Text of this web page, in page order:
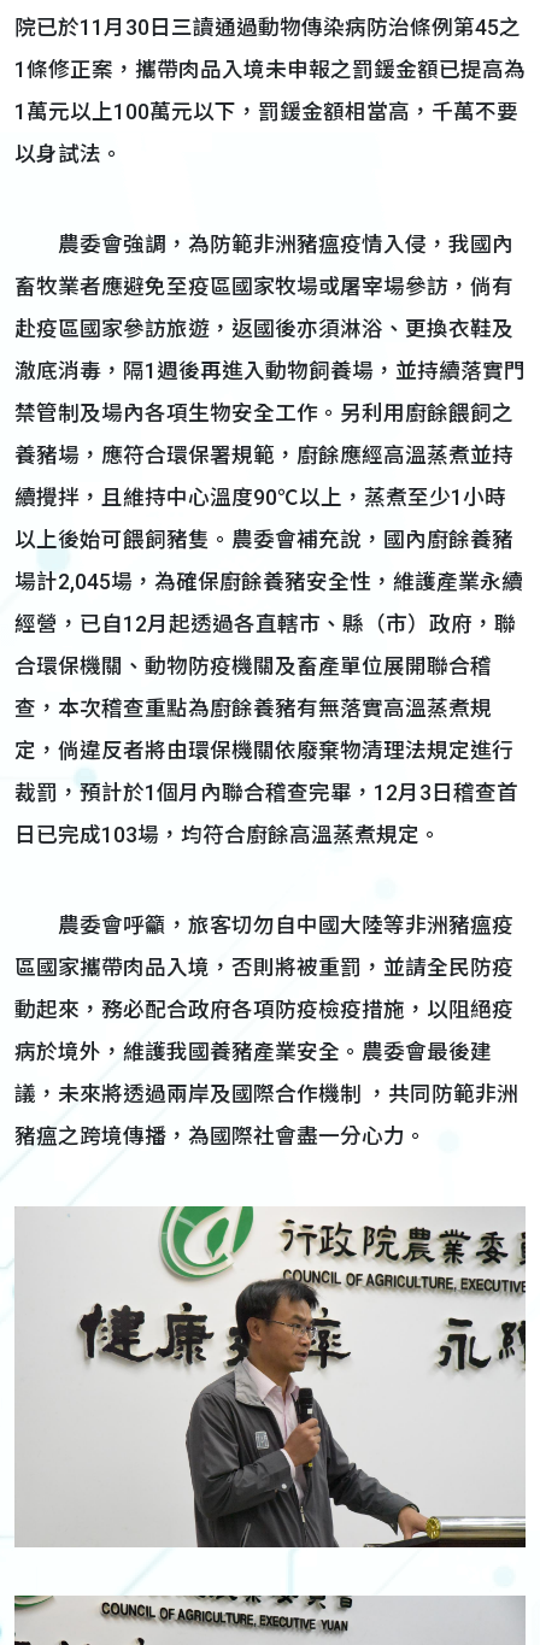
院已於11月30日三讀通過動物傳染病防治條例第45之
1條修正案，攜帶肉品入境未申報之罰鍰金額已提高為
1萬元以上100萬元以下，罰鍰金額相當高，千萬不要
以身試法。
農委會強調，為防範非洲豬瘟疫情入侵，我國內
畜牧業者應避免至疫區國家牧場或屠宰場參訪，倘有
赴疫區國家參訪旅遊，返國後亦須淋浴、更換衣鞋及
澈底消毒，隔1週後再進入動物飼養場，並持續落實門
禁管制及場內各項生物安全工作。另利用廚餘餵飼之
養豬場，應符合環保署規範，廚餘應經高溫蒸煮並持
續攪拌，且維持中心溫度90℃以上，蒸煮至少1小時
以上後始可餵飼豬隻。農委會補充說，國內廚餘養豬
場計2,045場，為確保廚餘養豬安全性，維護產業永續
經營，已自12月起透過各直轄市、縣（市）政府，聯
合環保機關、動物防疫機關及畜產單位展開聯合稽
查，本次稽查重點為廚餘養豬有無落實高溫蒸煮規
定，倘違反者將由環保機關依廢棄物清理法規定進行
裁罰，預計於1個月內聯合稽查完畢，12月3日稽查首
日已完成103場，均符合廚餘高溫蒸煮規定。
農委會呼籲，旅客切勿自中國大陸等非洲豬瘟疫
區國家攜帶肉品入境，否則將被重罰，並請全民防疫
動起來，務必配合政府各項防疫檢疫措施，以阻絕疫
病於境外，維護我國養豬產業安全。農委會最後建
議，未來將透過兩岸及國際合作機制 ，共同防範非洲
豬瘟之跨境傳播，為國際社會盡一分心力。